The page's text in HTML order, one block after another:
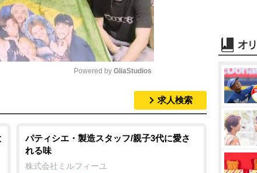
t
Powered by GliaStudios
求人検索
パティシエ・製造スタッフ/親子3代に愛さ
れる味
株式会社ミルフィーユ